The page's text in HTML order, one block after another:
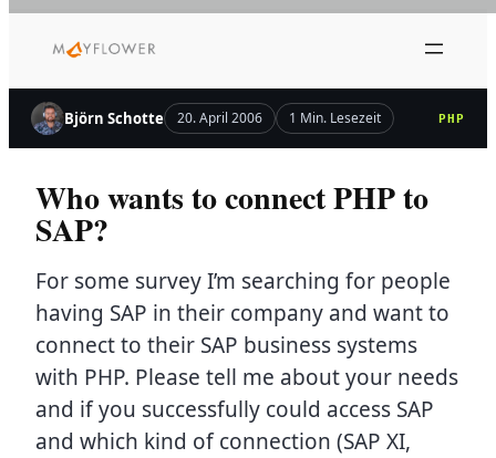
Inhalt
Björn Schotte 20. April 2006 1 Min. Lesezeit PHP
Who wants to connect PHP to
SAP?
For some survey I’m searching for people
having SAP in their company and want to
connect to their SAP business systems
with PHP. Please tell me about your needs
and if you successfully could access SAP
and which kind of connection (SAP XI,